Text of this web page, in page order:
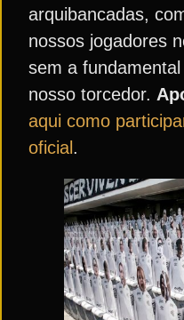
arquibancadas,
nossos jogadores
sem a
nosso torcedor.
aqui como
oficial .